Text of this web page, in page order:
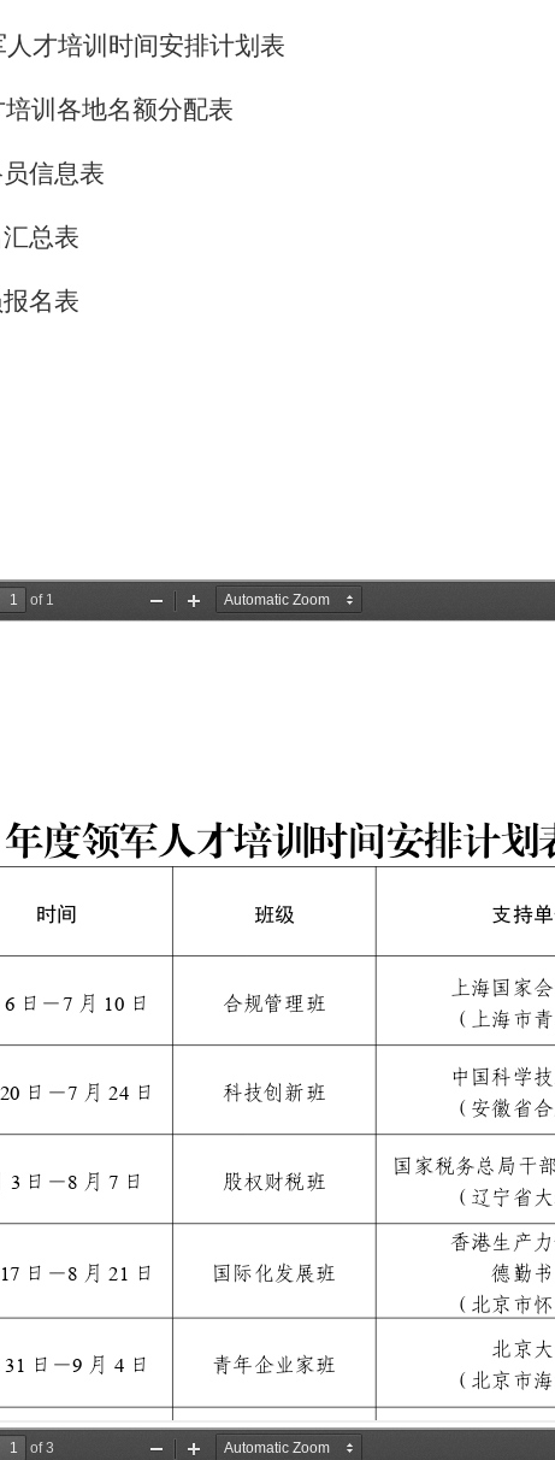
才培训时间安排计划表
训各地名额分配表
信息表
总表
名表